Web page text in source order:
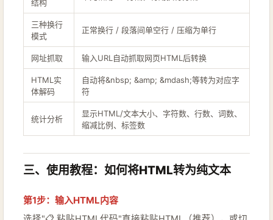
结构
三种换行
模式
正常换行 / 段落间单空行 / 压缩为单行
网址抓取 输入URL自动抓取网页HTML后转换
HTML实
体解码
自动将&nbsp; &amp; &mdash;等转为对应字
符
统计分析
显示HTML/文本大小、字符数、行数、词数、
缩减比例、标签数
三、使用教程：如何将HTML转为纯文本
第1步：输入HTML内容